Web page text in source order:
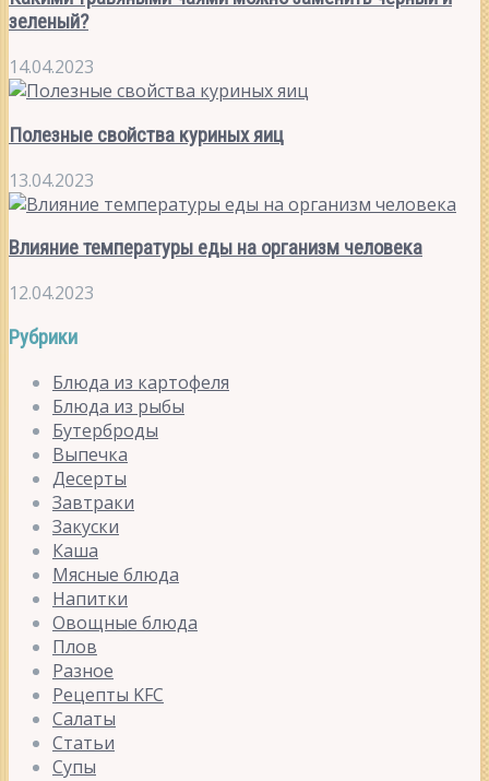
зеленый?
14.04.2023
Полезные свойства куриных яиц
13.04.2023
Влияние температуры еды на организм человека
12.04.2023
Рубрики
Блюда из картофеля
Блюда из рыбы
Бутерброды
Выпечка
Десерты
Завтраки
Закуски
Каша
Мясные блюда
Напитки
Овощные блюда
Плов
Разное
Рецепты KFC
Салаты
Статьи
Супы